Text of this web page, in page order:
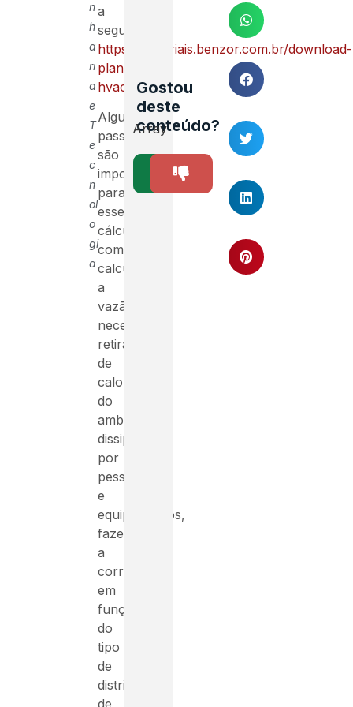
n
h
a
ri
a
e
T
e
c
n
ol
o
gi
a
a
seguir.
https://materiais.benzor.com.br/download-
planilha-
hvac
Alguns
passos
são
importantes
para
esse
cálculo,
como
calcular
a
vazão
necessária
retirada
de
calor
do
ambiente
dissipada
por
pessoas
e
equipamentos,
fazer
a
correção
em
função
do
tipo
de
distribuição
Gostou
deste
conteúdo?
Array